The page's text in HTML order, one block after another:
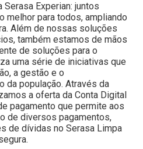
Experian: juntos
melhor para todos, ampliando
Além de nossas soluções
também estamos de mãos
de soluções para o
uma série de iniciativas que
a gestão e o
da população. Através da
a oferta da Conta Digital
pagamento que permite aos
de diversos pagamentos,
de dívidas no Serasa Limpa